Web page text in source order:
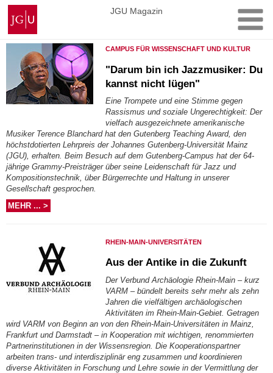
Zum
Inhalt
springen
Johannes
Gutenberg-
Universität
Mainz
JGU Magazin
CAMPUS FÜR WISSENSCHAFT UND KULTUR
"Darum bin ich Jazzmusiker: Du
kannst nicht lügen"
Eine Trompete und eine Stimme gegen
Rassismus und soziale Ungerechtigkeit: Der
vielfach ausgezeichnete amerikanische
Musiker Terence Blanchard hat den Gutenberg Teaching Award, den
höchstdotierten Lehrpreis der Johannes Gutenberg-Universität Mainz
(JGU), erhalten. Beim Besuch auf dem Gutenberg-Campus hat der 64-
jährige Grammy-Preisträger über seine Leidenschaft für Jazz und
Kompositionstechnik, über Bürgerrechte und Haltung in unserer
Gesellschaft gesprochen.
MEHR ... >
RHEIN-MAIN-UNIVERSITÄTEN
Aus der Antike in die Zukunft
Der Verbund Archäologie Rhein-Main – kurz
VARM – bündelt bereits sehr mehr als zehn
Jahren die vielfältigen archäologischen
Aktivitäten im Rhein-Main-Gebiet. Getragen
wird VARM von Beginn an von den Rhein-Main-Universitäten in Mainz,
Frankfurt und Darmstadt – in Kooperation mit wichtigen, renommierten
Partnerinstitutionen in der Wissensregion. Die Kooperationspartner
arbeiten trans- und interdisziplinär eng zusammen und koordinieren
diverse Aktivitäten in Forschung und Lehre sowie in der Vermittlung der